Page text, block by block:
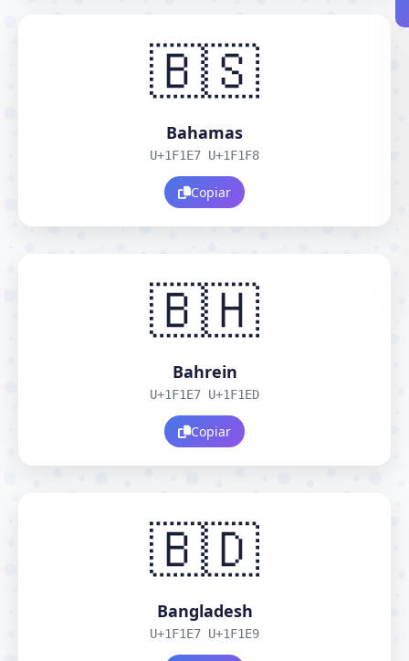
🇧🇸
Bahamas
U+1F1E7 U+1F1F8
Copiar
🇧🇭
Bahrein
U+1F1E7 U+1F1ED
Copiar
🇧🇩
Bangladesh
U+1F1E7 U+1F1E9